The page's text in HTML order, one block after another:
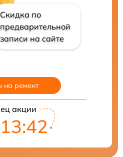
Скидка по
предварительной
записи на сайте
на ремонт
акции